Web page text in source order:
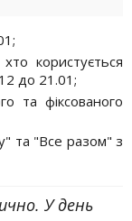
користується
до 21.01;
та фіксованого
та "Все разом" з
У день